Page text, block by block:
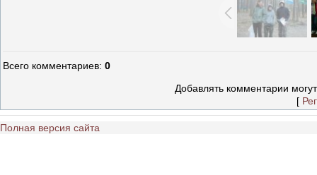
Всего комментариев: 0
Добавлять комментарии
[
Полная версия сайта